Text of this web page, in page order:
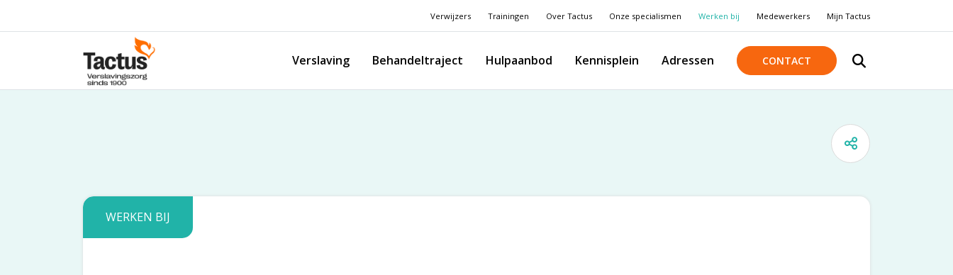
Verwijzers Trainingen Over Tactus Onze specialismen Werken bij Medewerkers Mijn Tactus
Tactus Verslavingszorg
Verslaving Behandeltraject Hulpaanbod Kennisplein Adressen CONTACT
WERKEN BIJ